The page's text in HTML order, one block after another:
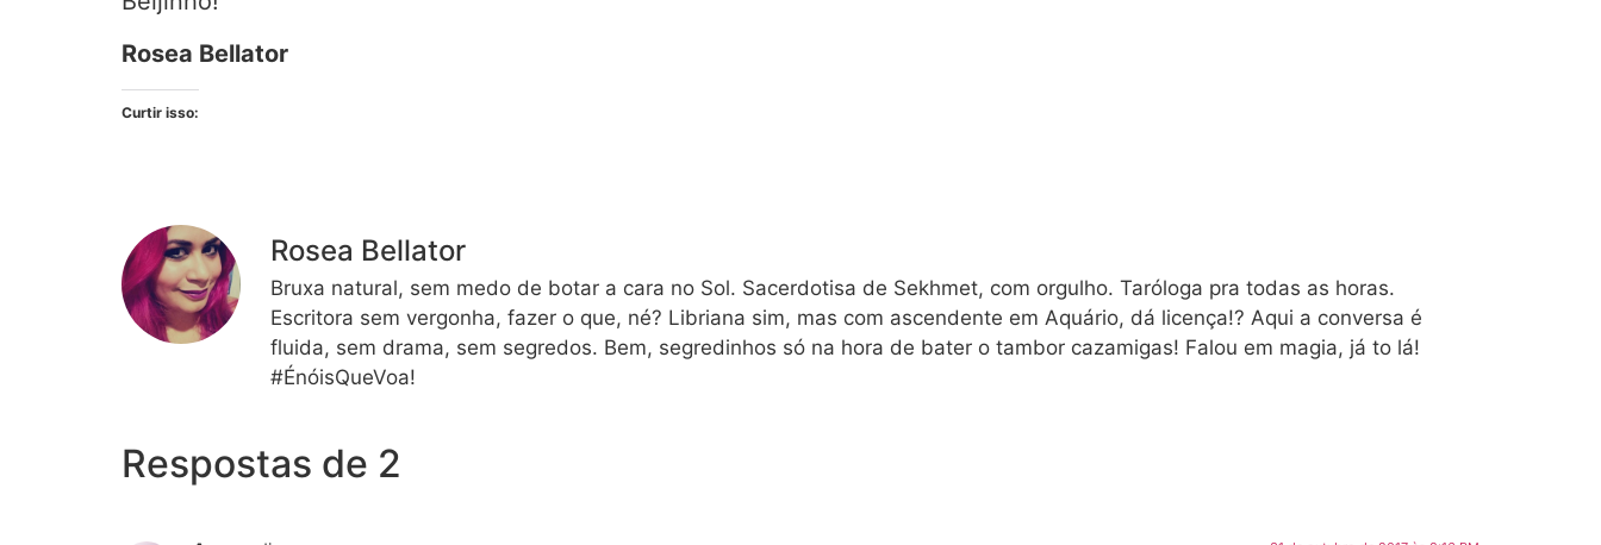
Rosea Bellator
Curtir isso:
Rosea Bellator
Bruxa natural, sem medo de botar a cara no Sol. Sacerdotisa de Sekhmet, com orgulho. Taróloga pra todas as horas.
Escritora sem vergonha, fazer o que, né? Libriana sim, mas com ascendente em Aquário, dá licença!? Aqui a conversa é
fluida, sem drama, sem segredos. Bem, segredinhos só na hora de bater o tambor cazamigas! Falou em magia, já to lá!
#ÉnóisQueVoa!
Respostas de 2